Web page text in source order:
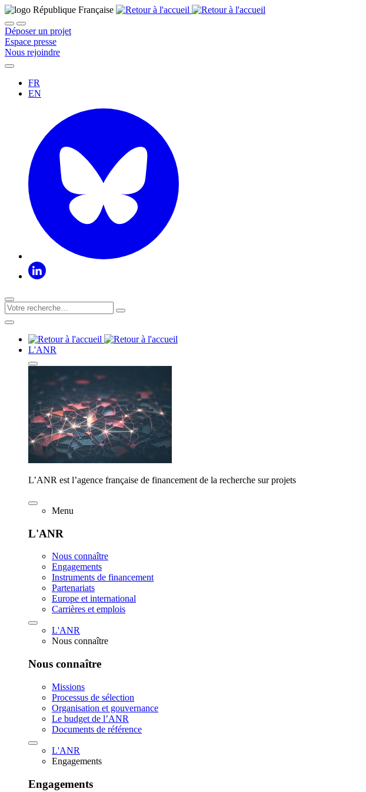
Déposer un projet
Espace presse
Nous rejoindre
FR
EN
L'ANR
L’ANR est l’agence française de financement de la recherche sur projets
Menu
L'ANR
Nous connaître
Engagements
Instruments de financement
Partenariats
Europe et international
Carrières et emplois
L'ANR
Nous connaître
Nous connaître
Missions
Processus de sélection
Organisation et gouvernance
Le budget de l’ANR
Documents de référence
L'ANR
Engagements
Engagements